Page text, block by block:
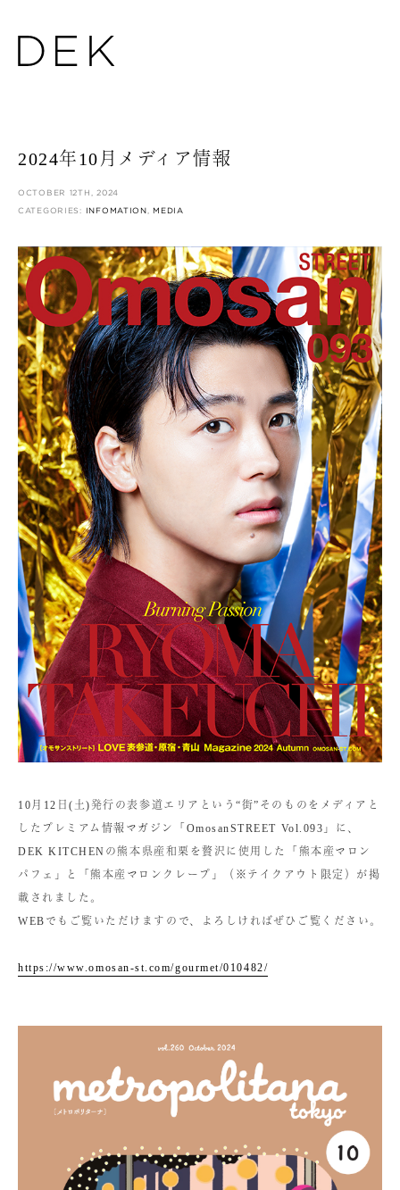
2024年10月メディア情報
OCTOBER 12TH, 2024
CATEGORIES: INFOMATION ,MEDIA
10月12日(土)発行の表参道エリアという“街”そのものをメディアと
したプレミアム情報マガジン「OmosanSTREET Vol.093」に、
DEK KITCHENの熊本県産和栗を贅沢に使用した「熊本産マロン
パフェ」と「熊本産マロンクレープ」（※テイクアウト限定）が掲
載されました。
WEBでもご覧いただけますので、よろしければぜひご覧ください。
https://www.omosan-st.com/gourmet/010482/